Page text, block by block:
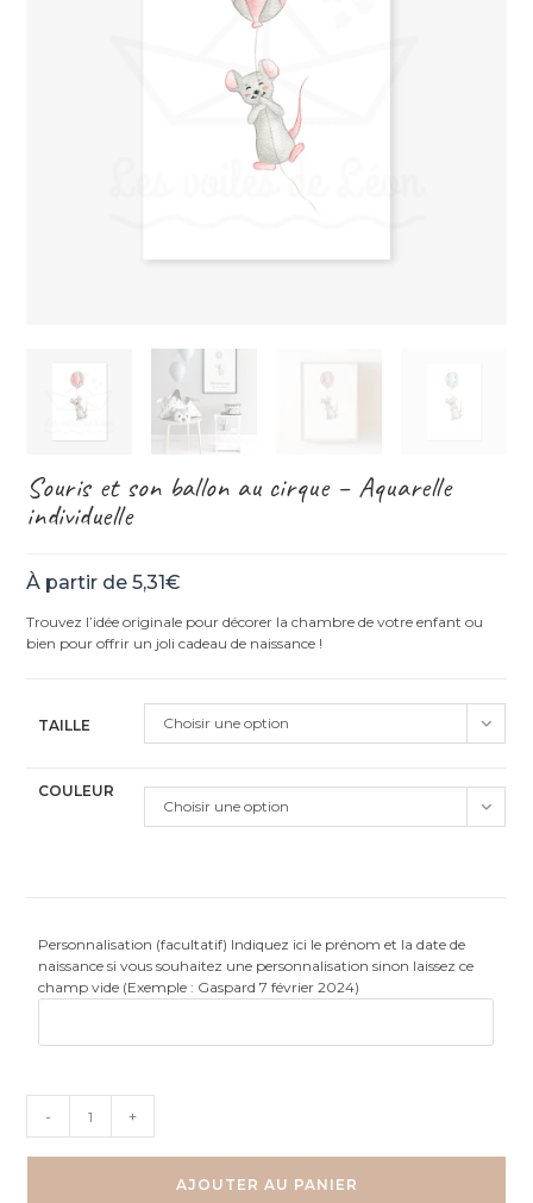
Souris et son ballon au cirque – Aquarelle
individuelle
À partir de5,31€
Trouvez l’idée originale pour décorer la chambre de votre enfant ou
bien pour offrir un joli cadeau de naissance !
TAILLE Choisir une option
COULEUR
Choisir une option
Personnalisation (facultatif) Indiquez ici le prénom et la date de
naissance si vous souhaitez une personnalisation sinon laissez ce
champ vide (Exemple : Gaspard 7 février 2024)
Souris
- +
AJOUTER AU PANIER